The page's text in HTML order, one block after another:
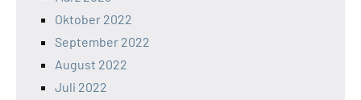
Oktober 2022
September 2022
August 2022
Juli 2022